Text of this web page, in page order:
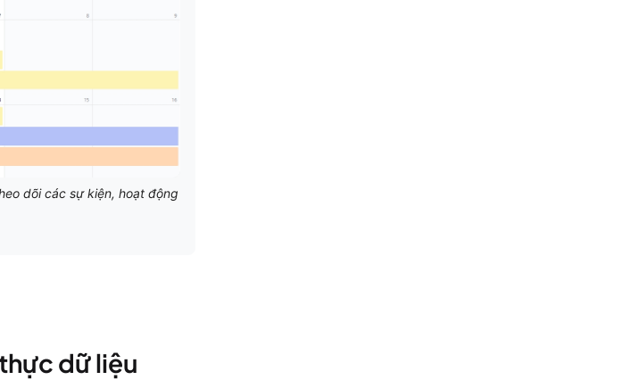
dõi các sự kiện, hoạt động
dữ liệu